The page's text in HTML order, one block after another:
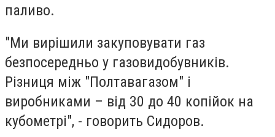
паливо.
"Ми вирішили закуповувати газ
безпосередньо у газовидобувників.
Різниця між "Полтавагазом" і
виробниками – від 30 до 40 копійок на
кубометрі", - говорить Сидоров.